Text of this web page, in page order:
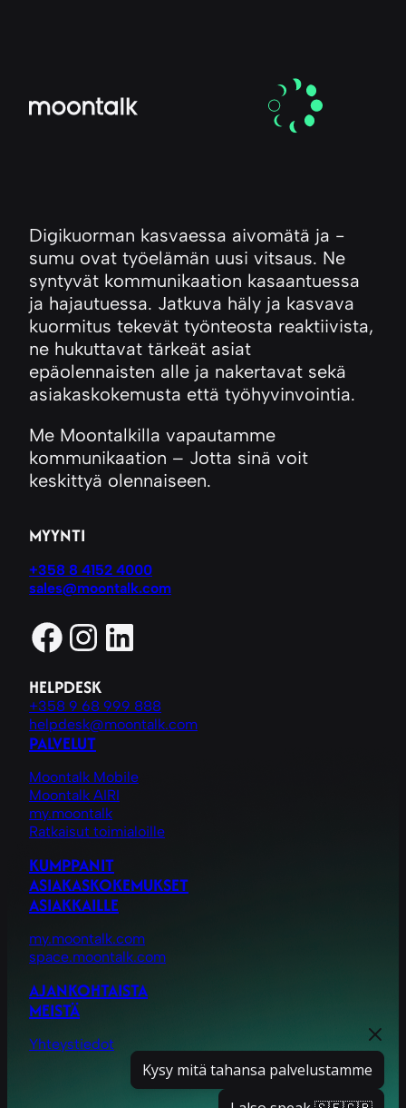
Digikuorman kasvaessa aivomätä ja -
sumu ovat työelämän uusi vitsaus. Ne
syntyvät kommunikaation kasaantuessa
ja hajautuessa. Jatkuva häly ja kasvava
kuormitus tekevät työnteosta reaktiivista,
ne hukuttavat tärkeät asiat
epäolennaisten alle ja nakertavat sekä
asiakaskokemusta että työhyvinvointia.
Me Moontalkilla vapautamme
kommunikaation – Jotta sinä voit
keskittyä olennaiseen.
MYYNTI
+358 8 4152 4000
sales@moontalk.com
Facebook Instagram LinkedIn
HELPDESK
+358 9 68 999 888
helpdesk@moontalk.com
PALVELUT
Moontalk Mobile
Moontalk AIRI
my.moontalk
Ratkaisut toimialoille
KUMPPANIT
ASIAKASKOKEMUKSET
ASIAKKAILLE
my.moontalk.com
space.moontalk.com
AJANKOHTAISTA
MEISTÄ
Yhteystiedot
Kysy mitä tahansa palvelustamme